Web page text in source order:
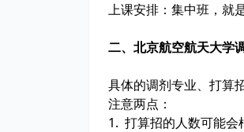
上课安排：集中班，就
二、北京航空航天大学
具体的调剂专业、打算
注意两点：
1. 打算招的人数可能会